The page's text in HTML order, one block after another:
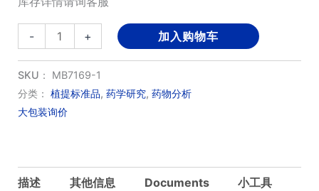
-
黄
酚-8-
O-
葡
苷
+ 加入购物车
SKU： MB7169-1
分类： 植提标准品, 药学研究, 药物分析
大包装询价
描述 其他信息 Documents 小工具